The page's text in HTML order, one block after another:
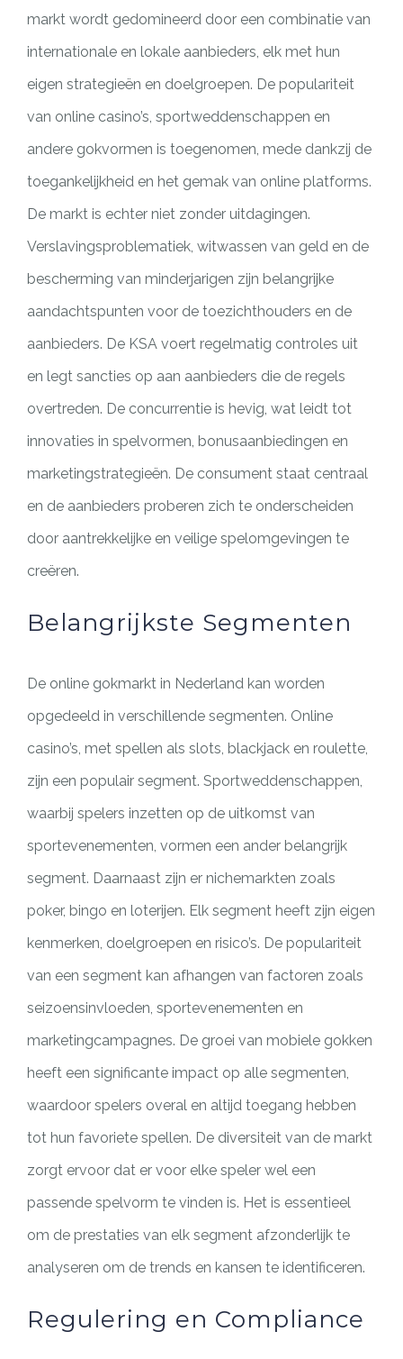
markt wordt gedomineerd door een combinatie van
internationale en lokale aanbieders, elk met hun
eigen strategieën en doelgroepen. De populariteit
van online casino’s, sportweddenschappen en
andere gokvormen is toegenomen, mede dankzij de
toegankelijkheid en het gemak van online platforms.
De markt is echter niet zonder uitdagingen.
Verslavingsproblematiek, witwassen van geld en de
bescherming van minderjarigen zijn belangrijke
aandachtspunten voor de toezichthouders en de
aanbieders. De KSA voert regelmatig controles uit
en legt sancties op aan aanbieders die de regels
overtreden. De concurrentie is hevig, wat leidt tot
innovaties in spelvormen, bonusaanbiedingen en
marketingstrategieën. De consument staat centraal
en de aanbieders proberen zich te onderscheiden
door aantrekkelijke en veilige spelomgevingen te
creëren.
Belangrijkste Segmenten
De online gokmarkt in Nederland kan worden
opgedeeld in verschillende segmenten. Online
casino’s, met spellen als slots, blackjack en roulette,
zijn een populair segment. Sportweddenschappen,
waarbij spelers inzetten op de uitkomst van
sportevenementen, vormen een ander belangrijk
segment. Daarnaast zijn er nichemarkten zoals
poker, bingo en loterijen. Elk segment heeft zijn eigen
kenmerken, doelgroepen en risico’s. De populariteit
van een segment kan afhangen van factoren zoals
seizoensinvloeden, sportevenementen en
marketingcampagnes. De groei van mobiele gokken
heeft een significante impact op alle segmenten,
waardoor spelers overal en altijd toegang hebben
tot hun favoriete spellen. De diversiteit van de markt
zorgt ervoor dat er voor elke speler wel een
passende spelvorm te vinden is. Het is essentieel
om de prestaties van elk segment afzonderlijk te
analyseren om de trends en kansen te identificeren.
Regulering en Compliance